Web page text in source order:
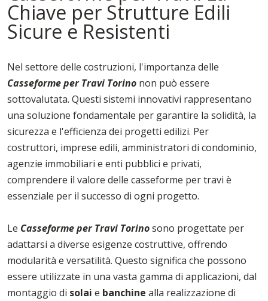
Chiave per Strutture Edili
Sicure e Resistenti
Nel settore delle costruzioni, l'importanza delle
Casseforme per Travi Torino non può essere
sottovalutata. Questi sistemi innovativi rappresentano
una soluzione fondamentale per garantire la solidità, la
sicurezza e l'efficienza dei progetti edilizi. Per
costruttori, imprese edili, amministratori di condominio,
agenzie immobiliari e enti pubblici e privati,
comprendere il valore delle casseforme per travi è
essenziale per il successo di ogni progetto.
Le Casseforme per Travi Torinosono progettate per
adattarsi a diverse esigenze costruttive, offrendo
modularità e versatilità. Questo significa che possono
essere utilizzate in una vasta gamma di applicazioni, dal
montaggio di solai e banchine alla realizzazione di